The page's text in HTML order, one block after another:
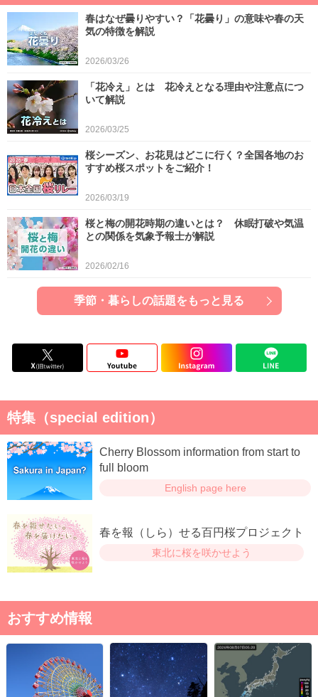
春はなぜ曇りやすい？「花曇り」の意味や春の天
気の特徴を解説
2026/03/26
「花冷え」とは 花冷えとなる理由や注意点につ
いて解説
2026/03/25
桜シーズン、お花見はどこに行く？全国各地のお
すすめ桜スポットをご紹介！
2026/03/19
桜と梅の開花時期の違いとは？ 休眠打破や気温
との関係を気象予報士が解説
2026/02/16
季節・暮らしの話題をもっと見る
特集（special edition）
Cherry Blossom information from start to
full bloom
English page here
春を報（しら）せる百円桜プロジェクト
東北に桜を咲かせよう
おすすめ情報